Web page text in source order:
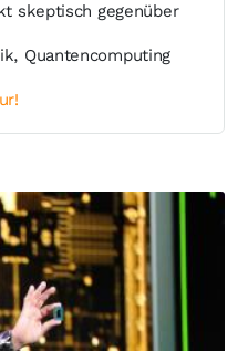
skeptisch gegenüber
Quantencomputing